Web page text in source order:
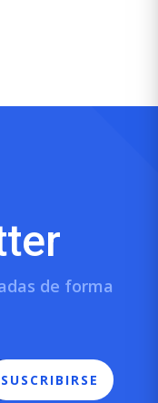
de forma
SUSCRIBIRSE